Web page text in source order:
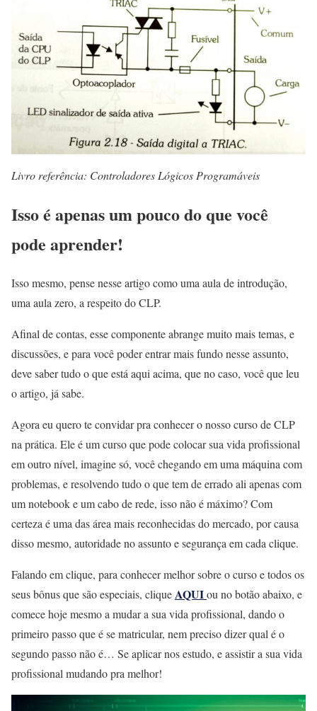
Livro referência: Controladores Lógicos Programáveis
Isso é apenas um pouco do que você
pode aprender!
Isso mesmo, pense nesse artigo como uma aula de introdução,
uma aula zero, a respeito do CLP.
Afinal de contas, esse componente abrange muito mais temas, e
discussões, e para você poder entrar mais fundo nesse assunto,
deve saber tudo o que está aqui acima, que no caso, você que leu
o artigo, já sabe.
Agora eu quero te convidar pra conhecer o nosso curso de CLP
na prática. Ele é um curso que pode colocar sua vida profissional
em outro nível, imagine só, você chegando em uma máquina com
problemas, e resolvendo tudo o que tem de errado ali apenas com
um notebook e um cabo de rede, isso não é máximo? Com
certeza é uma das área mais reconhecidas do mercado, por causa
disso mesmo, autoridade no assunto e segurança em cada clique.
Falando em clique, para conhecer melhor sobre o curso e todos os
seus bônus que são especiais, cliqueAQUIou no botão abaixo, e
comece hoje mesmo a mudar a sua vida profissional, dando o
primeiro passo que é se matricular, nem preciso dizer qual é o
segundo passo não é… Se aplicar nos estudo, e assistir a sua vida
profissional mudando pra melhor!